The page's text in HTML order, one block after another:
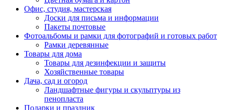
Офис, студия, мастерская
Доски для письма и информации
Пакеты почтовые
Фотоальбомы и рамки для фотографий и готовых работ
Рамки деревянные
Товары для дома
Товары для дезинфекции и защиты
Хозяйственные товары
Дача, сад и огород
Ландшафтные фигуры и скульптуры из
пенопласта
Подарки и праздник